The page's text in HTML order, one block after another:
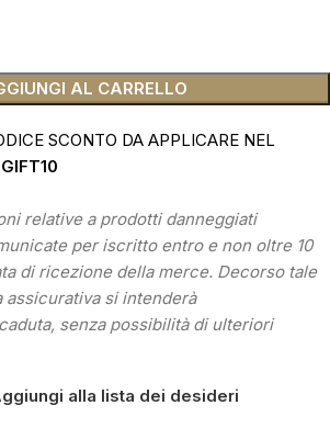
AL CARRELLO
SCONTO DA APPLICARE NEL
relative a prodotti danneggiati
per iscritto entro e non oltre 10
di ricezione della merce. Decorso tale
assicurativa si intenderà
senza possibilità di ulteriori
alla lista dei desideri